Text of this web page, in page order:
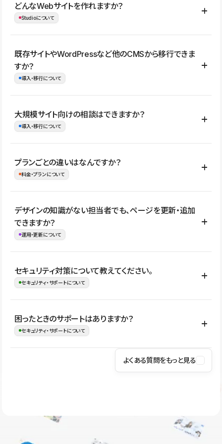
どんなWebサイトを作れますか？
Studioについて
コーポレートサイト、サービスサイト、LP、採用サイト、ブロ
グ・メディア、イベントサイト、店舗・商品紹介サイト、ポートフ
ォリオなど幅広く制作できます。
既存サイトやWordPressなど他のCMSから移行できま
すか？
導入・移行について
はい。既存サイトの構成やコンテンツ、URLを整理したうえで、
Studio上に再構築する形で移行できます。 WordPressの場合は、
イト全体のデザインや設定がそのまま移行されるわけではないた
め、移行後にページ構成やデザイン、CMS設計、URL・リダイレク
大規模サイト向けの相談はできますか？
導入・移行について
はい。アクセス規模が大きいサイトや、複数部門での運用、権限管
理、セキュリティ確認、既存システムとの連携など、個別の要件が
ない段階でも、お問い合わせください。
お問合せはこちら
プランごとの違いはなんですか？
料金・プランについて
公開ページ数、バージョン履歴の期間、CMS利用数の上限、権限
管理の有無などがプランごとに異なります。詳しくは料金プランペ
ージをご覧ください。
デザインの知識がない担当者でも、ページを更新・追加
できますか？
運用・更新について
はい。CMSやコンポーネントを活用して更新範囲を設計しておく
ことで、デザインを崩しにくい状態で運用できます。 さらにコン
ながらレイアウトに影響を与えずに更新作業を進めやすくなりま
す。
セキュリティ対策について教えてください。
セキュリティ・サポートについて
Studioでは、公開サイトやサービスを安全に利用できるよう、通信
の暗号化、データ保護、アクセス管理、脆弱性対策など、複数の観
はSSL/TLSによる通信暗号化に対応しており、悪質なスクリプトの
困ったときのサポートはありますか？
セキュリティ・サポートについて
操作方法や機能については、ヘルプセンターでご確認いただけま
ユーザー同士で質問・相談できるコミュニティもご利用ください。
よくある質問をもっと見る